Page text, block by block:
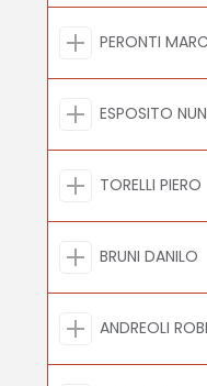
PERONTI
ESPOSITO
TORELLI PIERO
BRUNI DANILO
ANDREOLI